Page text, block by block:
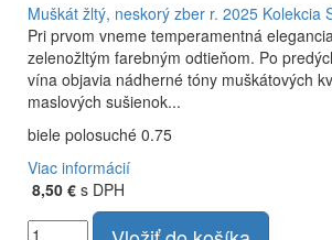
Muškát žltý, neskorý zber r. 2025 Kolekcia
Pri prvom vneme temperamentná
zelenožltým farebným odtieňom. Po
vína objavia nádherné tóny muškátových
maslových sušienok...
biele polosuché 0.75
Viac informácií
8,50 € s DPH